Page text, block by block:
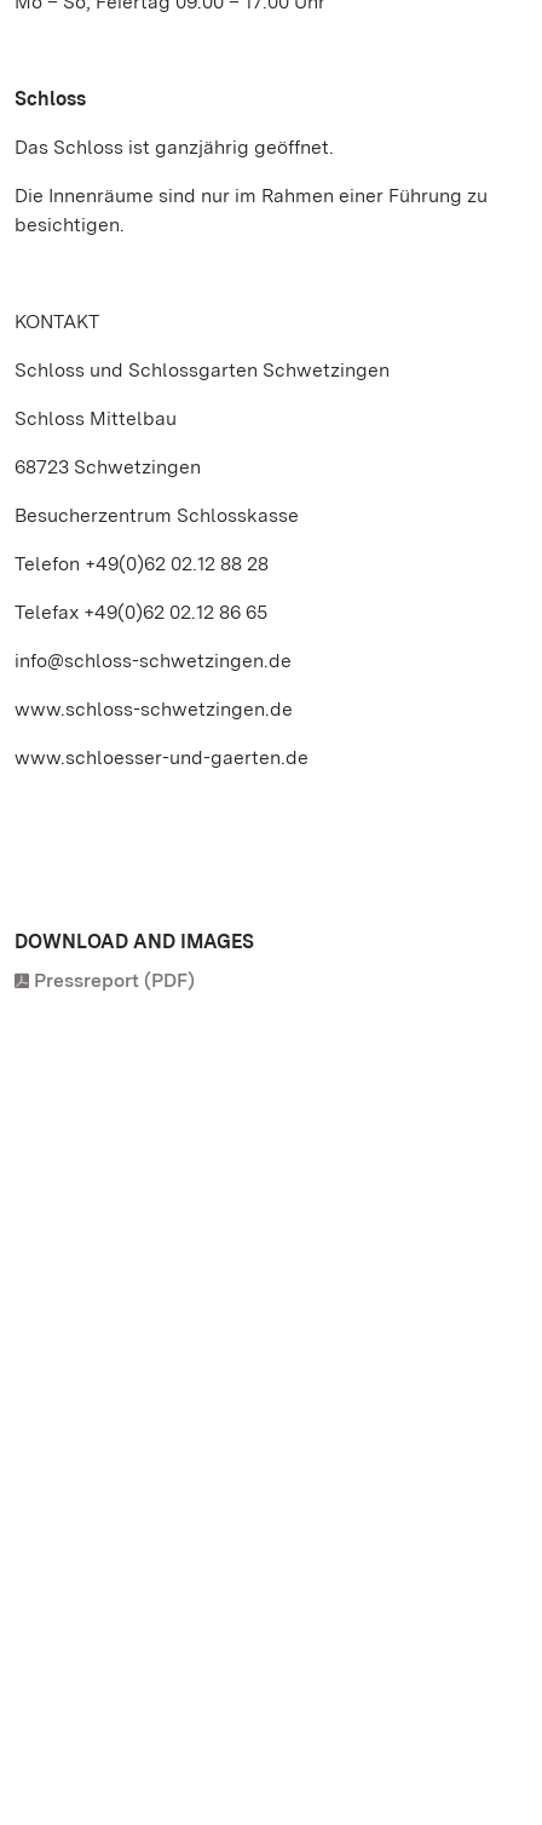
Schloss
Das Schloss ist ganzjährig geöffnet.
Die Innenräume sind nur im Rahmen einer Führung zu
besichtigen.
KONTAKT
Schloss und Schlossgarten Schwetzingen
Schloss Mittelbau
68723 Schwetzingen
Besucherzentrum Schlosskasse
Telefon +49(0)62 02.12 88 28
Telefax +49(0)62 02.12 86 65
info@schloss-schwetzingen.de
www.schloss-schwetzingen.de
www.schloesser-und-gaerten.de
DOWNLOAD AND IMAGES
Pressreport (PDF)